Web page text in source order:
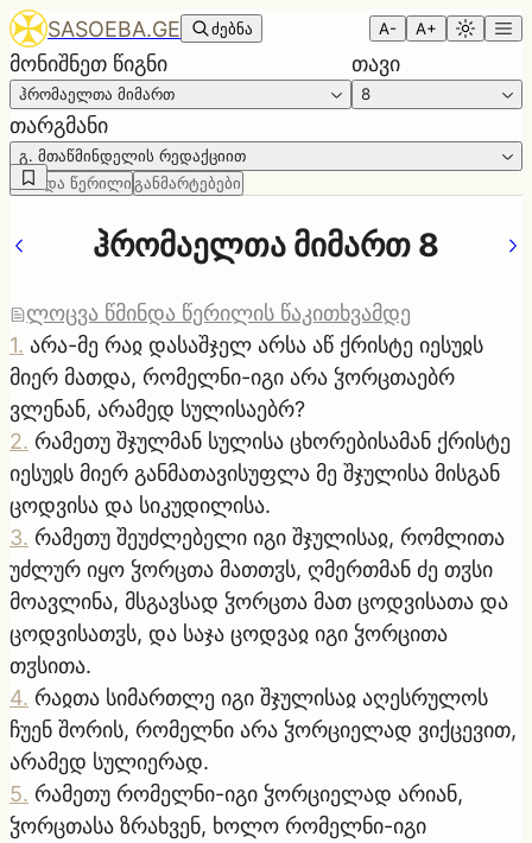
SASOEBA.GE ძებნა A- A+
მონიშნეთ წიგნი
ჰრომაელთა მიმართ
თავი
8
თარგმანი
გ. მთაწმინდელის რედაქციით
წმინდა წერილი განმარტებები
ჰრომაელთა მიმართ 8
ლოცვა წმინდა წერილის წაკითხვამდე
1. არა-მე რაჲ დასაშჯელ არსა აწ ქრისტე იესუჲს
მიერ მათდა, რომელნი-იგი არა ჴორცთაებრ
ვლენან, არამედ სულისაებრ?
2. რამეთუ შჯულმან სულისა ცხორებისამან ქრისტე
იესუჲს მიერ განმათავისუფლა მე შჯულისა მისგან
ცოდვისა და სიკუდილისა.
3. რამეთუ შეუძლებელი იგი შჯულისაჲ, რომლითა
უძლურ იყო ჴორცთა მათთჳს, ღმერთმან ძე თჳსი
მოავლინა, მსგავსად ჴორცთა მათ ცოდვისათა და
ცოდვისათჳს, და საჯა ცოდვაჲ იგი ჴორცითა
თჳსითა.
4. რაჲთა სიმართლე იგი შჯულისაჲ აღესრულოს
ჩუენ შორის, რომელნი არა ჴორციელად ვიქცევით,
არამედ სულიერად.
5. რამეთუ რომელნი-იგი ჴორციელად არიან,
ჴორცთასა ზრახვენ, ხოლო რომელნი-იგი